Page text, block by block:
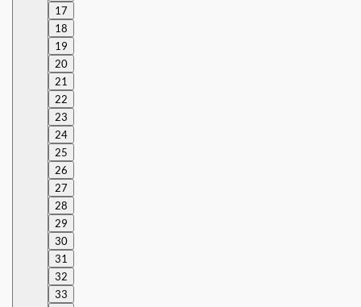
17
18
19
20
21
22
23
24
25
26
27
28
29
30
31
32
33